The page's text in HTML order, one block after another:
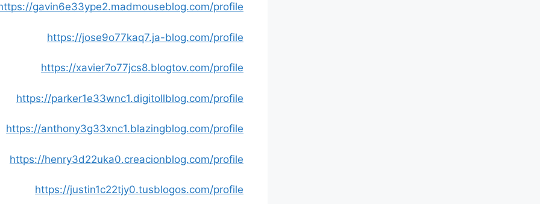
gavin6e33ype2.madmouseblog.com/profile
https://jose9o77kaq7.ja-blog.com/profile
https://xavier7o77jcs8.blogtov.com/profile
https://parker1e33wnc1.digitollblog.com/profile
https://anthony3g33xnc1.blazingblog.com/profile
https://henry3d22uka0.creacionblog.com/profile
https://justin1c22tjy0.tusblogos.com/profile